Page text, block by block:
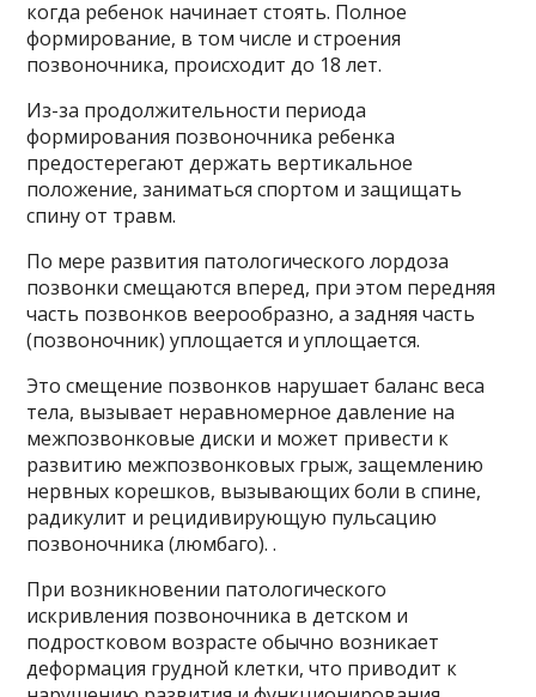
когда ребенок начинает стоять. Полное
формирование, в том числе и строения
позвоночника, происходит до 18 лет.
Из-за продолжительности периода
формирования позвоночника ребенка
предостерегают держать вертикальное
положение, заниматься спортом и защищать
спину от травм.
По мере развития патологического лордоза
позвонки смещаются вперед, при этом передняя
часть позвонков веерообразно, а задняя часть
(позвоночник) уплощается и уплощается.
Это смещение позвонков нарушает баланс веса
тела, вызывает неравномерное давление на
межпозвонковые диски и может привести к
развитию межпозвонковых грыж, защемлению
нервных корешков, вызывающих боли в спине,
радикулит и рецидивирующую пульсацию
позвоночника (люмбаго). .
При возникновении патологического
искривления позвоночника в детском и
подростковом возрасте обычно возникает
деформация грудной клетки, что приводит к